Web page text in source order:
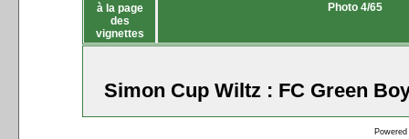
Photo 4/65
Simon Cup Wiltz : FC Green